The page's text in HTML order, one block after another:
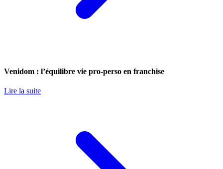
Venidom : l’équilibre vie pro-perso en franchise
Lire la suite